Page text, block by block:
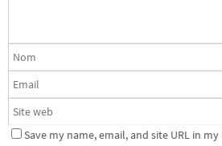
Save my name, email, and site URL in